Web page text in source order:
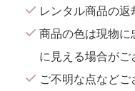
レンタル商品の
商品の色は現物に
に見える場合がご
ご不明な点などご